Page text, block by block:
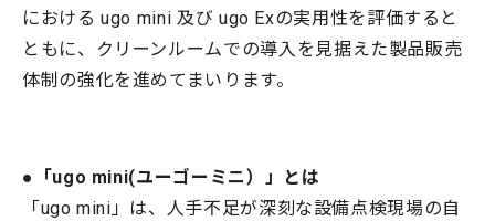
における ugo mini 及び ugo Exの実用性を評価すると
ともに、クリーンルームでの導入を見据えた製品販売
体制の強化を進めてまいります。
●「ugo mini(ユーゴーミニ）」とは
「ugo mini」は、人手不足が深刻な設備点検現場の自